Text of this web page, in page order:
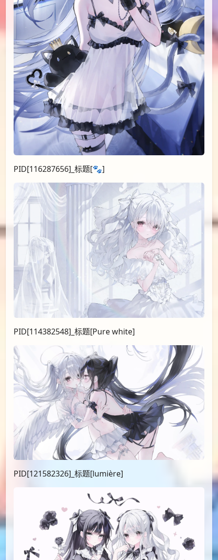
PID[116287656]_标题[🐾]
PID[114382548]_标题[Pure white]
PID[121582326]_标题[lumière]